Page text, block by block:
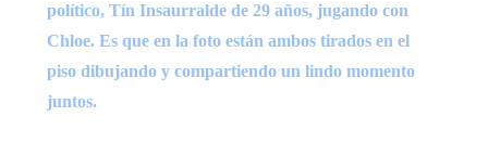
político, Tín Insaurralde de 29 años, jugando con
Chloe. Es que en la foto están ambos tirados en el
piso dibujando y compartiendo un lindo momento
juntos.